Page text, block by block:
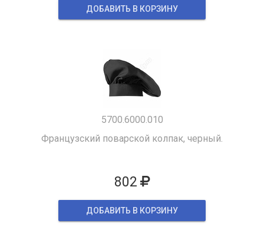
ДОБАВИТЬ В КОРЗИНУ
5700.6000.010
Французский поварской колпак, черный.
802
ДОБАВИТЬ В КОРЗИНУ